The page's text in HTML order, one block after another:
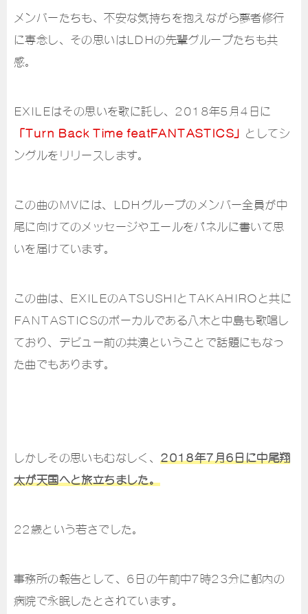
メンバーたちも、不安な気持ちを抱えながら夢者修行
に専念し、その思いはLDHの先輩グループたちも共
感。
EXILEはその思いを歌に託し、2018年5月4日に
「Turn Back Time featFANTASTICS」 としてシ
ングルをリリースします。
この曲のMVには、LDHグループのメンバー全員が中
尾に向けてのメッセージやエールをパネルに書いて思
いを届けています。
この曲は、EXILEのATSUSHIとTAKAHIROと共に
FANTASTICSのボーカルである八木と中島も歌唱し
ており、デビュー前の共演ということで話題にもなっ
た曲でもあります。
しかしその思いもむなしく、 2018年7月6日に中尾翔
太が天国へと旅立ちました。
22歳という若さでした。
事務所の報告として、6日の午前中7時23分に都内の
病院で永眠したとされています。